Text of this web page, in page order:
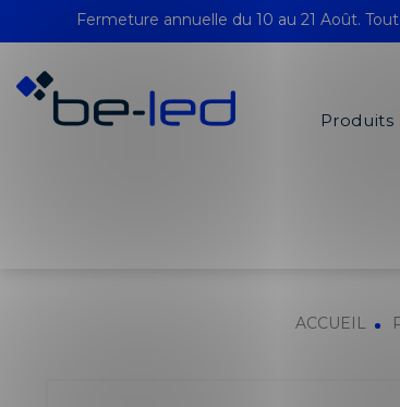
Fermeture annuelle du 10 au 21 Août.
Produits
ACCUEIL